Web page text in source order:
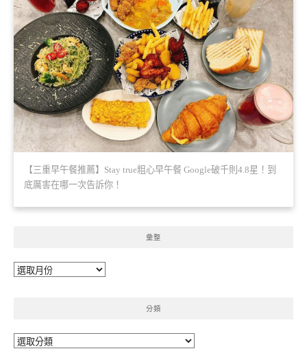
【三重早午餐推薦】Stay true粗心早午餐 Google破千則4.8星！到
底厲害在哪一次告訴你！
彙整
彙
分類
分